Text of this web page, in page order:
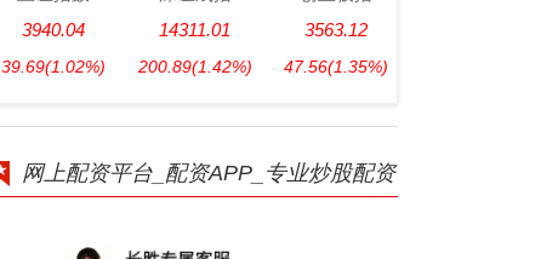
3940.04
39.69(1.02%)
14311.01
200.89(1.42%)
3563.12
47.56(1.35%)
网上配资平台_配资APP_专业炒股配资